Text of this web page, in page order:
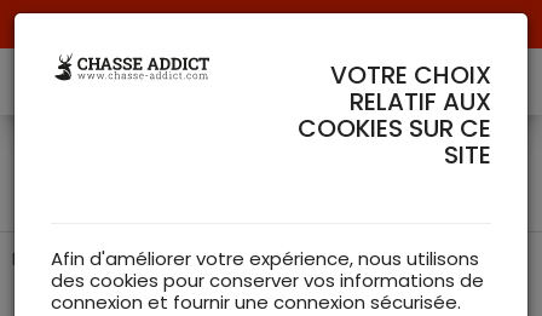
JUMELLES U-TRAIL 10X42 -
Idéales pour une observation précise en milieu naturel
VOTRE CHOIX
RELATIF AUX
COOKIES SUR CE
SITE
Afin d'améliorer votre expérience, nous utilisons
des cookies pour conserver vos informations de
connexion et fournir une connexion sécurisée.